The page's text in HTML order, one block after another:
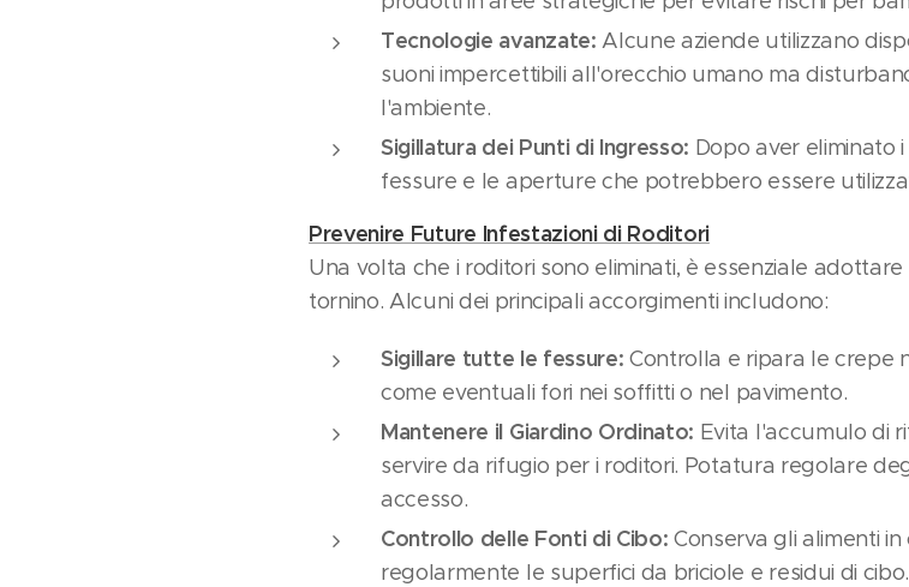
Tecnologie avanzate: Alcune aziende utilizzano
suoni impercettibili all'orecchio umano ma
l'ambiente.
Sigillatura dei Punti di Ingresso: Dopo aver eliminato
fessure e le aperture che potrebbero essere
Prevenire Future Infestazioni di Roditori
Una volta che i roditori sono eliminati, è essenziale
tornino. Alcuni dei principali accorgimenti includono:
Sigillare tutte le fessure: Controlla e ripara le crepe
come eventuali fori nei soffitti o nel pavimento.
Mantenere il Giardino Ordinato: Evita l'accumulo di
servire da rifugio per i roditori. Potatura regolare
accesso.
Controllo delle Fonti di Cibo: Conserva gli alimenti
regolarmente le superfici da briciole e residui di